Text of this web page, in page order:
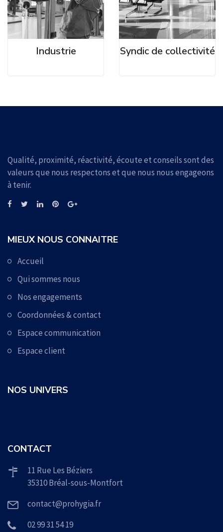
Industrie Syndic de collectivité
Qualité, proximité, réactivité, écoute et conseils sont des
valeurs que nous respectons et que nous nous engageons
à tenir.
MIEUX NOUS CONNAITRE
Accueil
Qui sommes nous
Nos engagements
Coordonnées & contact
Espace communication
Espace client
NOS UNIVERS
CONTACT
11 Rue Les Béziers
35310 Bréal-sous-Montfort
contact@prohygia.fr
02 99 31 54 19